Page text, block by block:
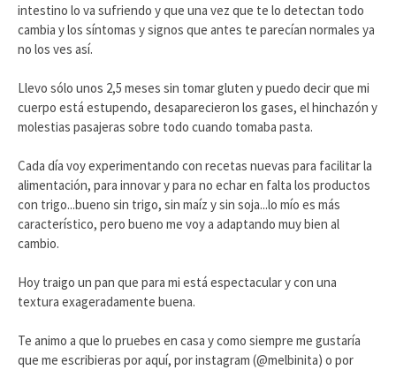
intestino lo va sufriendo y que una vez que te lo detectan todo
cambia y los síntomas y signos que antes te parecían normales ya
no los ves así.
Llevo sólo unos 2,5 meses sin tomar gluten y puedo decir que mi
cuerpo está estupendo, desaparecieron los gases, el hinchazón y
molestias pasajeras sobre todo cuando tomaba pasta.
Cada día voy experimentando con recetas nuevas para facilitar la
alimentación, para innovar y para no echar en falta los productos
con trigo...bueno sin trigo, sin maíz y sin soja...lo mío es más
característico, pero bueno me voy a adaptando muy bien al
cambio.
Hoy traigo un pan que para mi está espectacular y con una
textura exageradamente buena.
Te animo a que lo pruebes en casa y como siempre me gustaría
que me escribieras por aquí, por instagram (@melbinita) o por